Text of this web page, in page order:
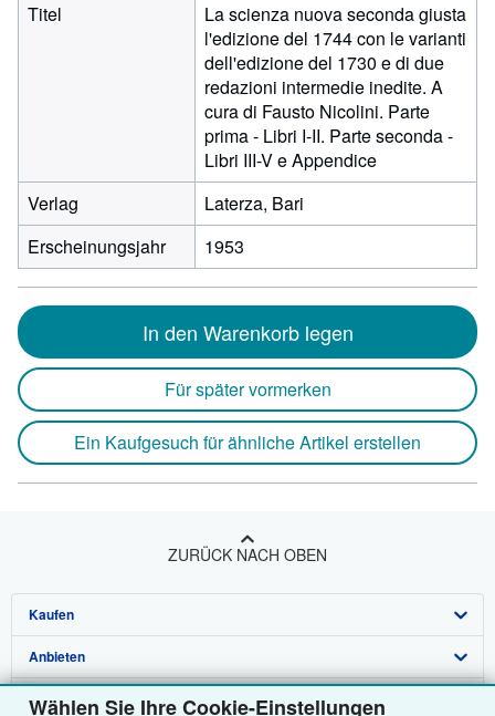
Wählen Sie Ihre Cookie-Einstellungen
Titel
La scienza nuova seconda giusta
l'edizione del 1744 con le varianti
dell'edizione del 1730 e di due
redazioni intermedie inedite. A
cura di Fausto Nicolini. Parte
prima - Libri I-II. Parte seconda -
Libri III-V e Appendice
Verlag
Laterza, Bari
Erscheinungsjahr
1953
In den Warenkorb legen
Für später vormerken
Ein Kaufgesuch für ähnliche Artikel erstellen
ZURÜCK NACH OBEN
Kaufen
Detailsuche
Sammlungen
Anbieten
Verkäufer werden
Über uns